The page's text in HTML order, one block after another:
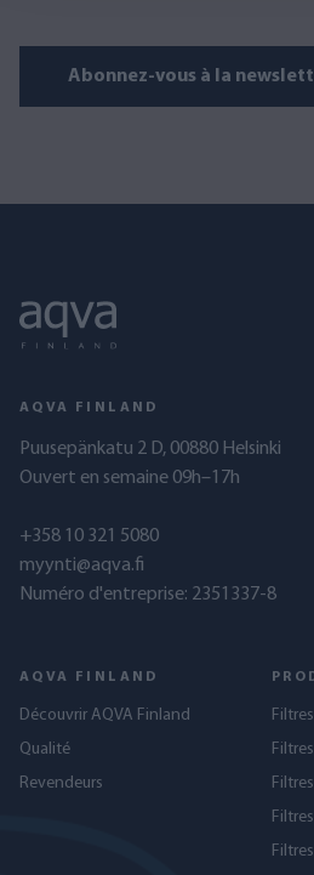
Abonnez-vous à la
AQVA FINLAND
Puusepänkatu 2 D, 00880 Helsinki
Ouvert en semaine 09h–17h
+358 10 321 5080
myynti@aqva.fi
Numéro d'entreprise: 2351337-8
AQVA FINLAND
Découvrir AQVA Finland
Qualité
Revendeurs